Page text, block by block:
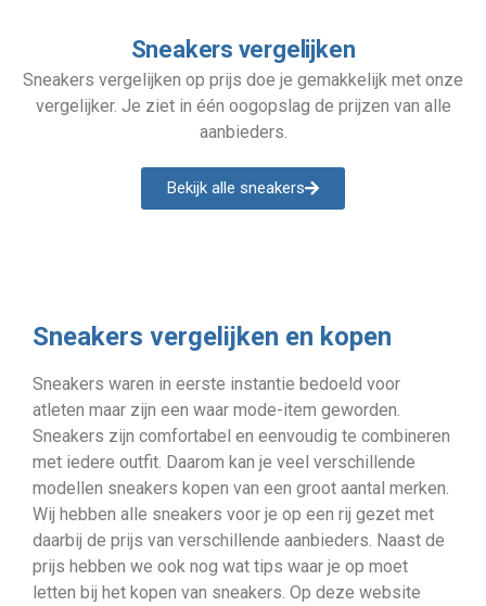
Sneakers vergelijken
Sneakers vergelijken op prijs doe je gemakkelijk met onze
vergelijker. Je ziet in één oogopslag de prijzen van alle
aanbieders.
Bekijk alle sneakers
Sneakers vergelijken en kopen
Sneakers waren in eerste instantie bedoeld voor
atleten maar zijn een waar mode-item geworden.
Sneakers zijn comfortabel en eenvoudig te combineren
met iedere outfit. Daarom kan je veel verschillende
modellen sneakers kopen van een groot aantal merken.
Wij hebben alle sneakers voor je op een rij gezet met
daarbij de prijs van verschillende aanbieders. Naast de
prijs hebben we ook nog wat tips waar je op moet
letten bij het kopen van sneakers. Op deze website